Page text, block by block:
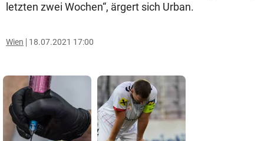
letzten zwei Wochen“, ärgert sich Urban.
Wien 18.07.2021 17:00